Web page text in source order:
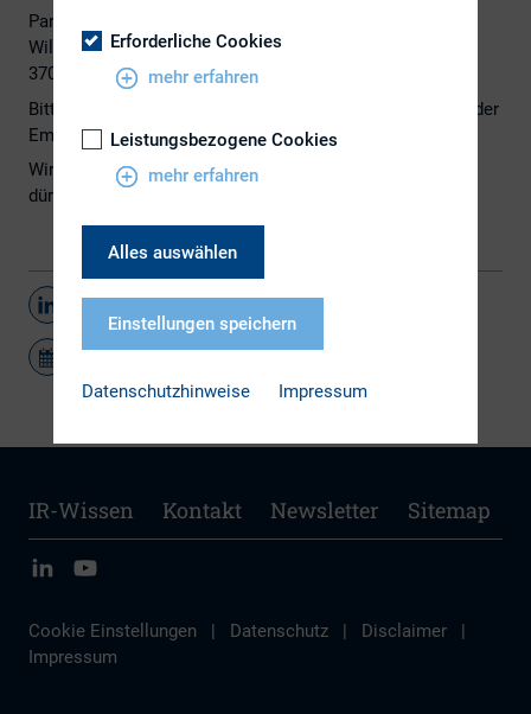
Parkhaus
Willi-Eichler-Str. 28
37079 Göttingen
Bitte melden Sie sich bis zum 05. April 2023 unter folgender
Emailadresse an:ina.bierwagen@hannover-re.com
Wir freuen uns Sie am 26. April in Göttingen begrüßen zu
dürfen.
Teilen
IR-Wissen Kontakt Newsletter Sitemap
Cookie Einstellungen | Datenschutz | Disclaimer
|
Impressum
Erforderliche Cookies
mehr erfahren
Leistungsbezogene Cookies
mehr erfahren
Alles auswählen
Einstellungen speichern
Datenschutzhinweise Impressum